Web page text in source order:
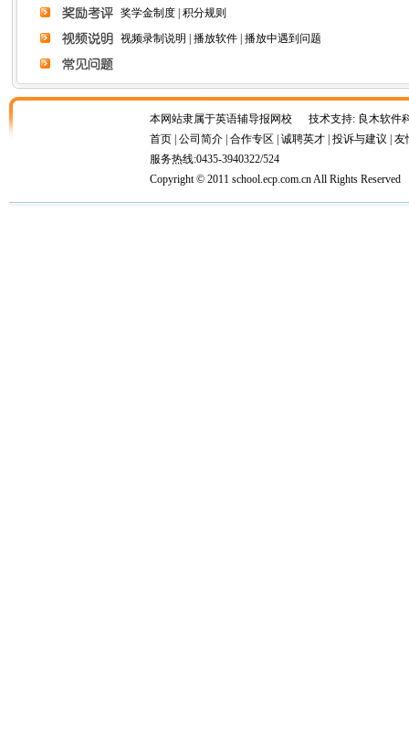
奖学金制度 | 积分规则
视频录制说明 | 播放软件 | 播放中遇到问题
本网站隶属于英语辅导报网校 技术支持: 良木软件
首页 | 公司简介 | 合作专区 | 诚聘英才 | 投诉与建议 | 友
服务热线:0435-3940322/524
Copyright © 2011 school.ecp.com.cn All Rights Reserved